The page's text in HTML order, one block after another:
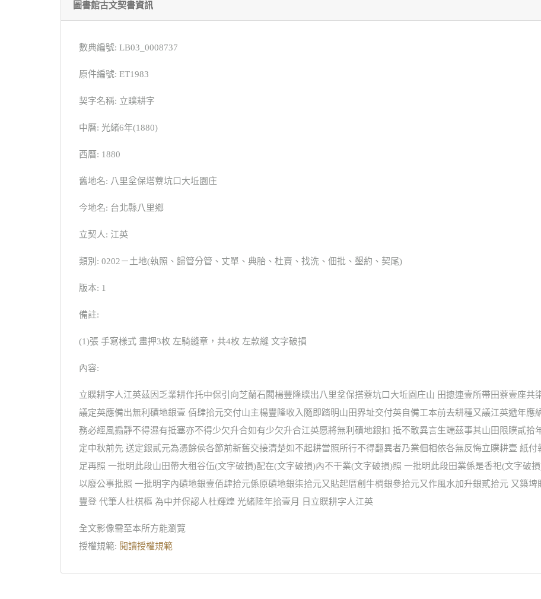
圖書館古文契書資訊
數典編號: LB03_0008737
原件編號: ET1983
契字名稱: 立贌耕字
中曆: 光緒6年(1880)
西曆: 1880
舊地名: 八里坌保塔藔坑口大坵園庄
今地名: 台北縣八里鄉
立契人: 江英
類別: 0202－土地(執照、歸管分管、丈單、典胎、杜賣、找洗、佃批、墾約、契尾)
版本: 1
備註:
(1)張 手寫樣式 畫押3枚 左騎縫章，共4枚 左款縫 文字破損
內容:
立贌耕字人江英茲因乏業耕作托中保引向芝蘭石閣楊豐隆贌出八里坌保搭藔坑口大坵園庄山 田摠連壹所帶田藔壹座共
議定英應備出無利磧地銀壹 佰肆拾元交付山主楊豐隆收入隨即踏明山田界址交付英自備工本前去耕種又議江英遞年應
務必經風搧靜不得濕有抵塞亦不得少欠升合如有少欠升合江英愿將無利磧地銀扣 抵不敢異言生端茲事其山田限贌貳拾
定中秋前先 送定銀貳元為憑餘侯各節前新舊交接清楚如不起耕當照所行不得翻異者乃業佃相依各無反悔立贌耕壹 紙
足再照 一批明此段山田帶大租谷伍(文字破損)配在(文字破損)內不干業(文字破損)照 一批明此段田業係是香祀(文字破
以廢公事批照 一批明字內磧地銀壹佰肆拾元係原磧地銀柒拾元又貼起厝創牛椆銀參拾元又作風水加升銀貳拾元 又築
豐登 代筆人杜棋樞 為中并保認人杜輝煌 光緒陸年拾壹月 日立贌耕字人江英
全文影像需至本所方能瀏覽
授權規範: 閱讀授權規範